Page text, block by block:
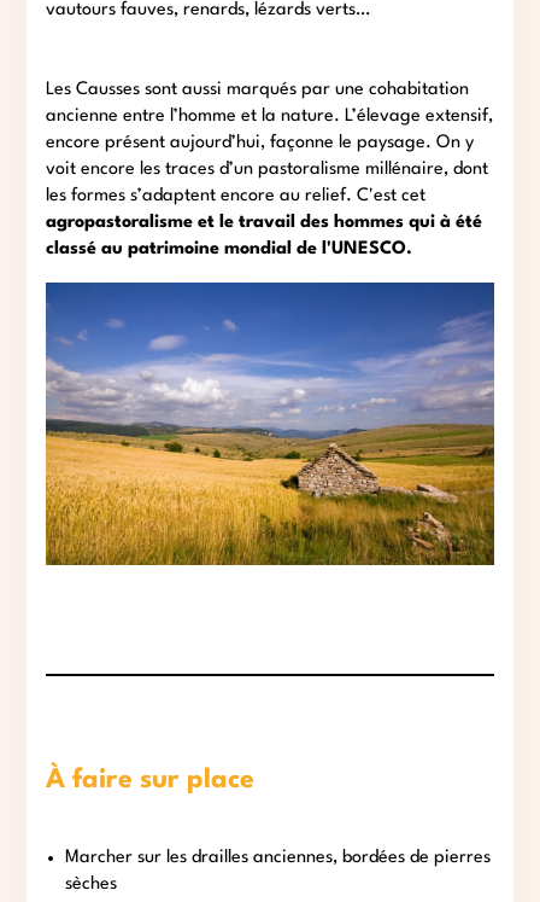
vautours fauves, renards, lézards verts…
Les Causses sont aussi marqués par une cohabitation
ancienne entre l’homme et la nature. L’élevage extensif,
encore présent aujourd’hui, façonne le paysage. On y
voit encore les traces d’un pastoralisme millénaire, dont
les formes s’adaptent encore au relief. C'est cet
agropastoralisme et le travail des hommes qui à été
classé au patrimoine mondial de l'UNESCO.
À faire sur place
Marcher sur les drailles anciennes, bordées de pierres
sèches